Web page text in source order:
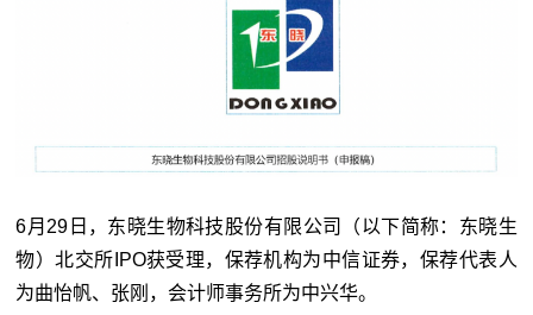
6月29日，东晓生物科技股份有限公司（以下简称：东晓生
物）北交所IPO获受理，保荐机构为中信证券，保荐代表人
为曲怡帆、张刚，会计师事务所为中兴华。